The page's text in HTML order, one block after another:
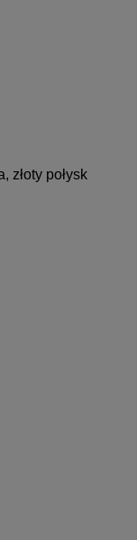
złoty połysk